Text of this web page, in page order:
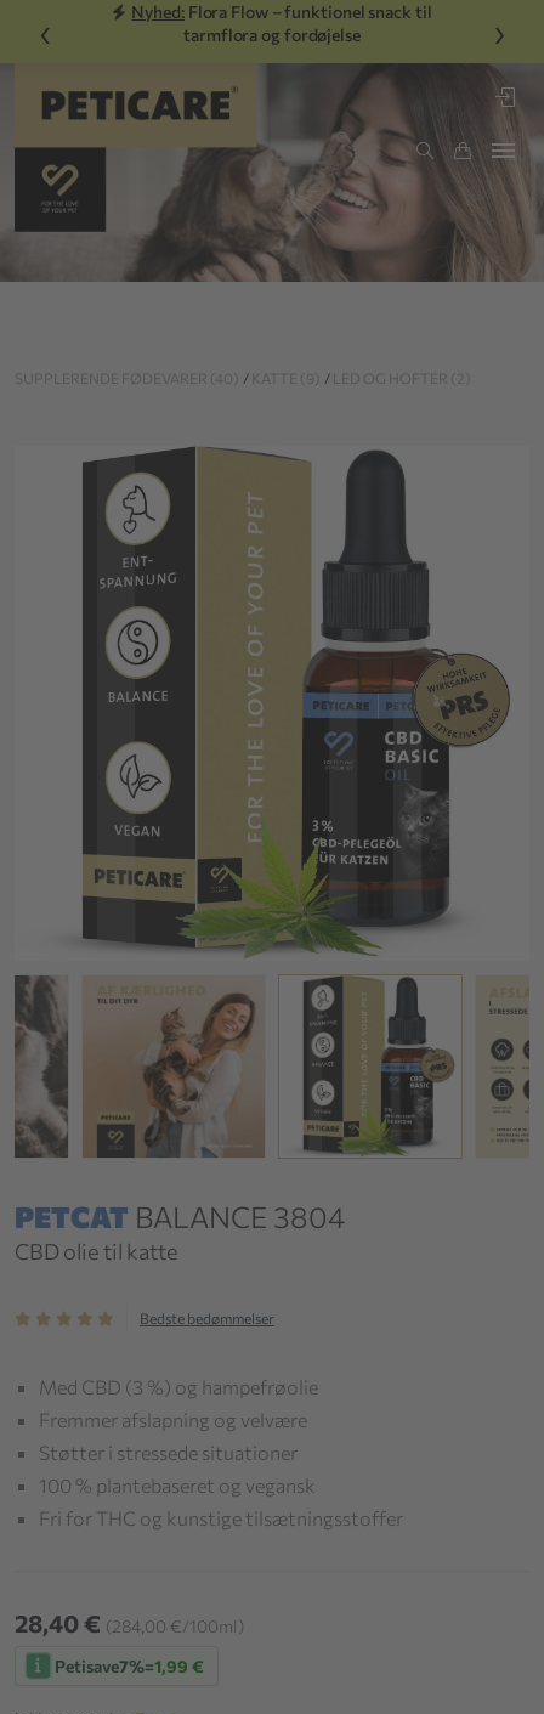
‹
Nyhed:Flora Flow – funktionel snack til
tarmflora og fordøjelse
›
SUPPLERENDE FØDEVARER (40) / KATTE (9) / LED OG HOFTER (2)
PETCAT BALANCE 3804
CBD olie til katte
Bedste bedømmelser
Med CBD (3 %) og hampefrøolie
Fremmer afslapning og velvære
Støtter i stressede situationer
100 % plantebaseret og vegansk
Fri for THC og kunstige tilsætningsstoffer
28,40 € (284,00 €/100ml)
Petisave7%=1,99 €